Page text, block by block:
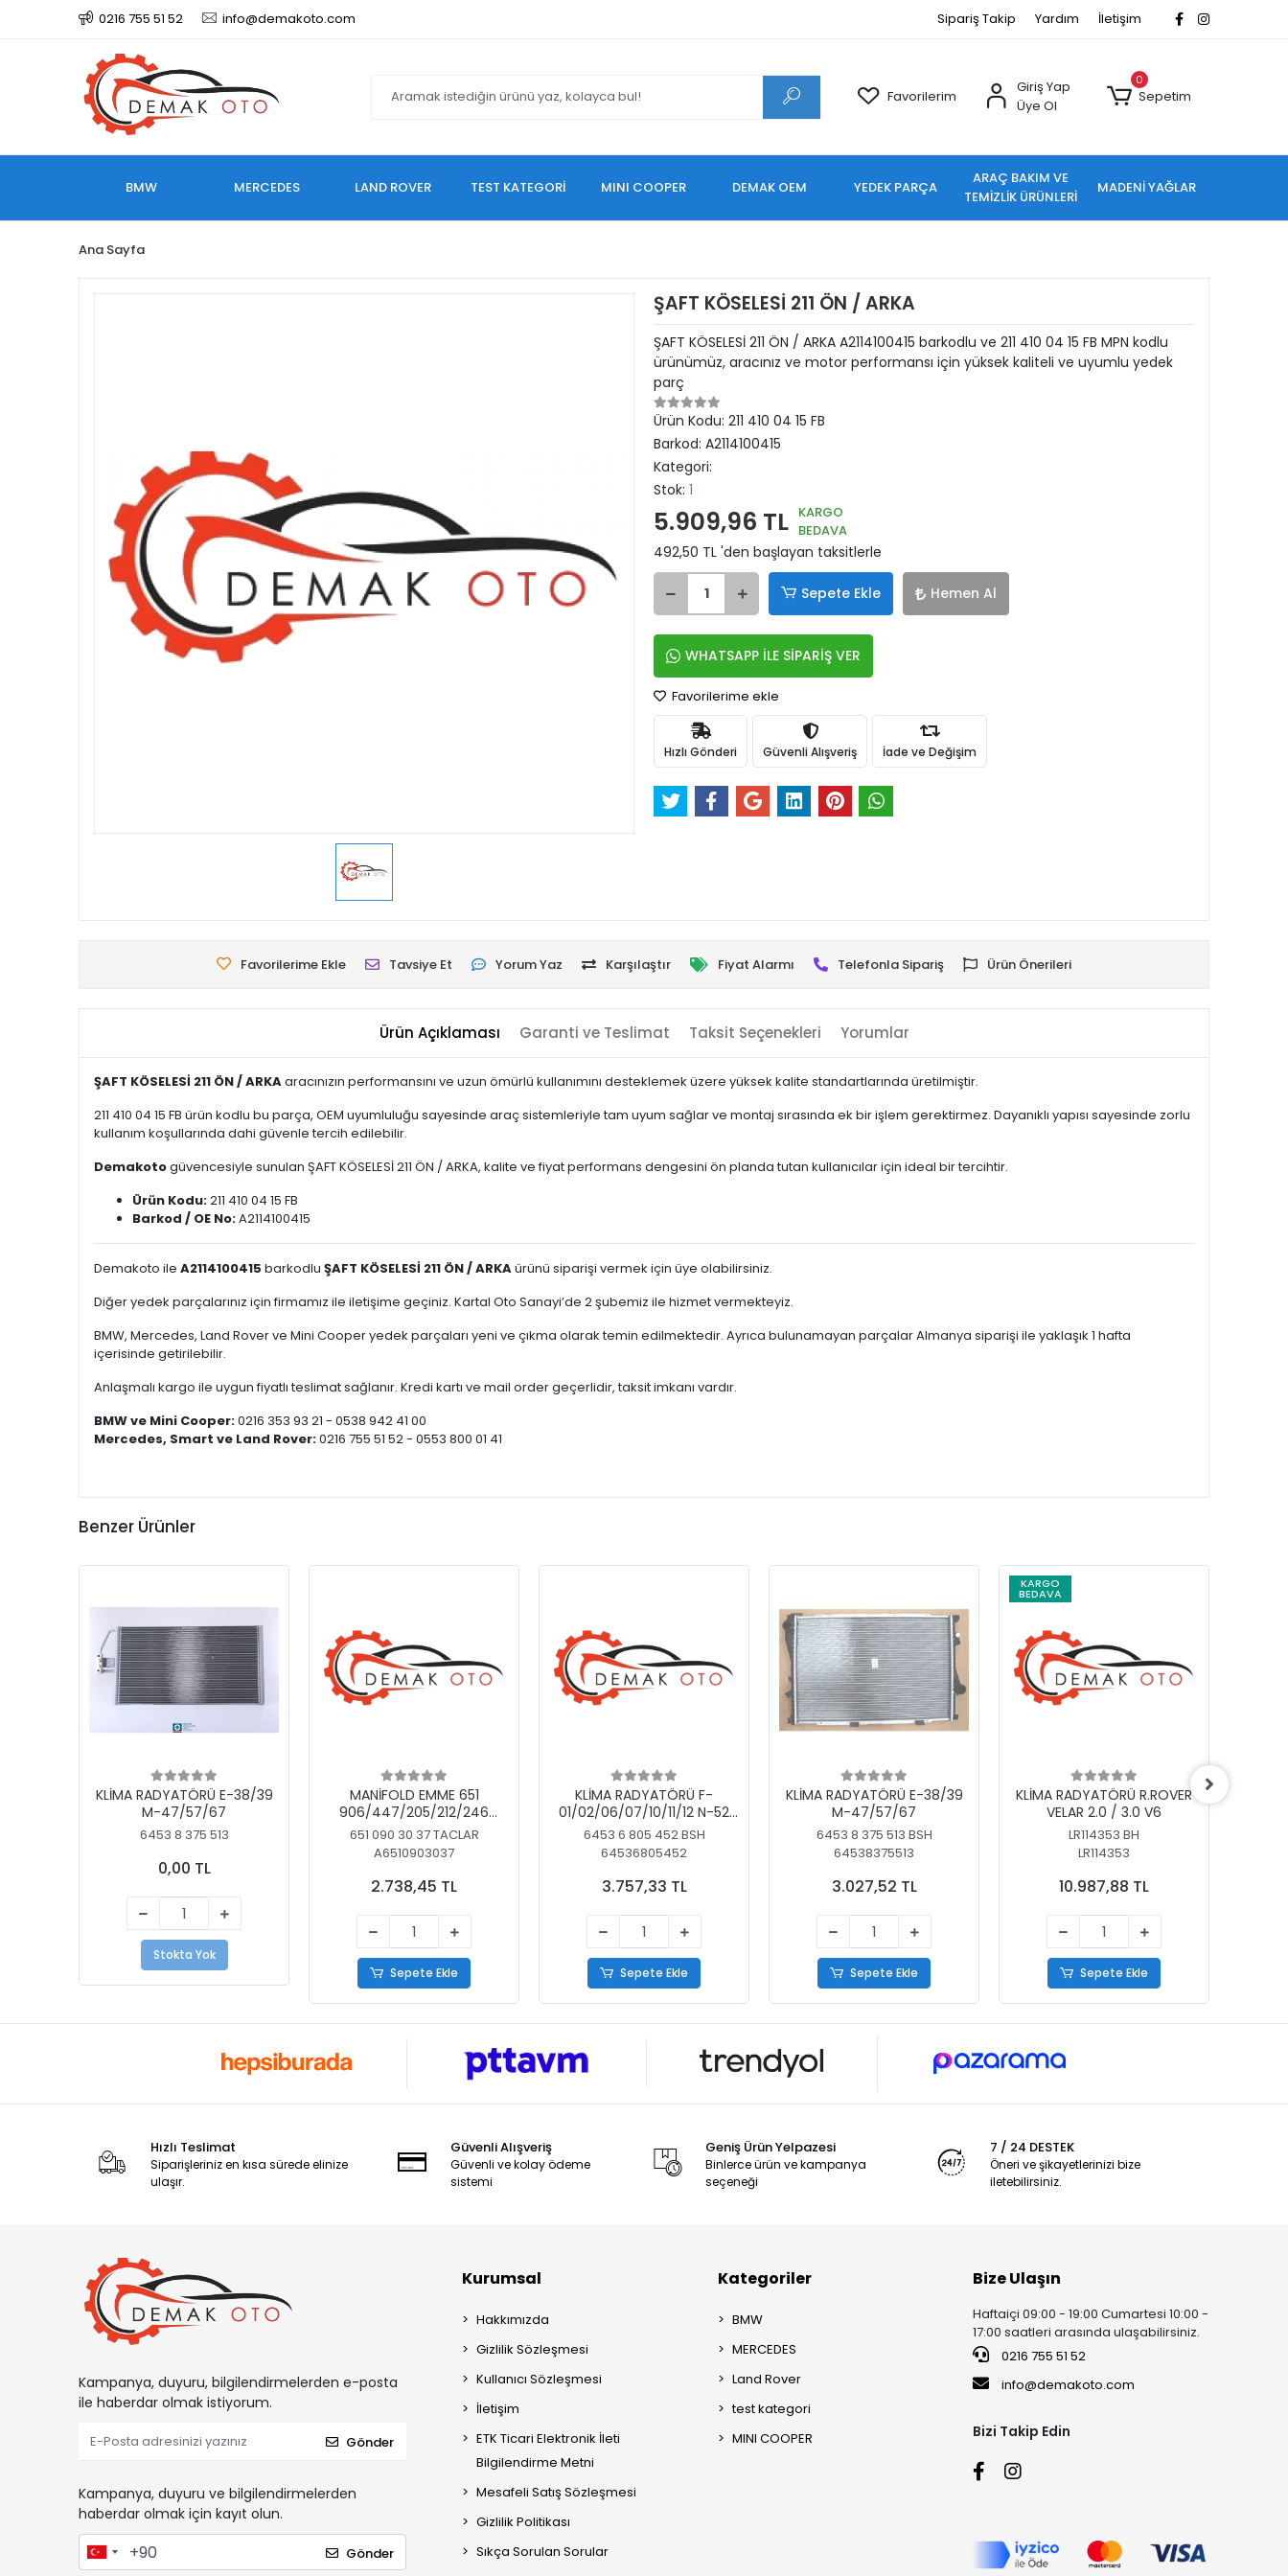
0216 755 51 52 info@demakoto.com Sipariş Takip Yardım İletişim
Favorilerim
Giriş Yap
Üye Ol
0
Sepetim
BMW MERCEDES LAND ROVER TEST KATEGORİ MINI COOPER DEMAK OEM YEDEK PARÇA
ARAÇ BAKIM VE
TEMİZLİK ÜRÜNLERİ
MADENİ YAĞLAR
Ana Sayfa
ŞAFT KÖSELESİ 211 ÖN / ARKA
ŞAFT KÖSELESİ 211 ÖN / ARKA A2114100415 barkodlu ve 211 410 04 15 FB MPN kodlu
ürünümüz, aracınız ve motor performansı için yüksek kaliteli ve uyumlu yedek
parç
Ürün Kodu: 211 410 04 15 FB
Barkod: A2114100415
Kategori:
Stok: 1
5.909,96 TL KARGO
BEDAVA
492,50 TL 'den başlayan taksitlerle
Sepete Ekle Hemen Al
WHATSAPP İLE SİPARİŞ VER
Favorilerime ekle
Hızlı Gönderi Güvenli Alışveriş İade ve Değişim
Favorilerime Ekle Tavsiye Et Yorum Yaz Karşılaştır Fiyat Alarmı Telefonla Sipariş Ürün Önerileri
Ürün Açıklaması Garanti ve Teslimat Taksit Seçenekleri Yorumlar
ŞAFT KÖSELESİ 211 ÖN / ARKAaracınızın performansını ve uzun ömürlü kullanımını desteklemek üzere yüksek kalite standartlarında üretilmiştir.
211 410 04 15 FB ürün kodlu bu parça, OEM uyumluluğu sayesinde araç sistemleriyle tam uyum sağlar ve montaj sırasında ek bir işlem gerektirmez. Dayanıklı yapısı sayesinde zorlu
kullanım koşullarında dahi güvenle tercih edilebilir.
Demakotogüvencesiyle sunulan ŞAFT KÖSELESİ 211 ÖN / ARKA, kalite ve fiyat performans dengesini ön planda tutan kullanıcılar için ideal bir tercihtir.
Ürün Kodu:211 410 04 15 FB
Barkod / OE No:A2114100415
Demakoto ile A2114100415 barkodlu ŞAFT KÖSELESİ 211 ÖN / ARKAürünü siparişi vermek için üye olabilirsiniz.
Diğer yedek parçalarınız için firmamız ile iletişime geçiniz. Kartal Oto Sanayi’de 2 şubemiz ile hizmet vermekteyiz.
BMW, Mercedes, Land Rover ve Mini Cooper yedek parçaları yeni ve çıkma olarak temin edilmektedir. Ayrıca bulunamayan parçalar Almanya siparişi ile yaklaşık 1 hafta
içerisinde getirilebilir.
Anlaşmalı kargo ile uygun fiyatlı teslimat sağlanır. Kredi kartı ve mail order geçerlidir, taksit imkanı vardır.
BMW ve Mini Cooper:0216 353 93 21 - 0538 942 41 00
Mercedes, Smart ve Land Rover:0216 755 51 52 - 0553 800 01 41
Benzer Ürünler
KLİMA RADYATÖRÜ E-38/39
M-47/57/67
6453 8 375 513
0,00 TL
Stokta Yok
MANİFOLD EMME 651
906/447/205/212/246
KELEBEKSİZ
651 090 30 37 TACLAR
A6510903037
2.738,45 TL
Sepete Ekle
KLİMA RADYATÖRÜ F-
01/02/06/07/10/11/12 N-52
N/N-53/57/63
6453 6 805 452 BSH
64536805452
3.757,33 TL
Sepete Ekle
KLİMA RADYATÖRÜ E-38/39
M-47/57/67
6453 8 375 513 BSH
64538375513
3.027,52 TL
Sepete Ekle
KARGO
BEDAVA
KLİMA RADYATÖRÜ R.ROVER
VELAR 2.0 / 3.0 V6
LR114353 BH
LR114353
10.987,88 TL
Sepete Ekle
Hızlı Teslimat
Siparişleriniz en kısa sürede elinize
ulaşır.
Güvenli Alışveriş
Güvenli ve kolay ödeme
sistemi
Geniş Ürün Yelpazesi
Binlerce ürün ve kampanya
seçeneği
7 / 24 DESTEK
Öneri ve şikayetlerinizi bize
iletebilirsiniz.
Kampanya, duyuru, bilgilendirmelerden e-posta
ile haberdar olmak istiyorum.
Gönder
Kampanya, duyuru ve bilgilendirmelerden
haberdar olmak için kayıt olun.
Gönder
Kurumsal
Hakkımızda
Gizlilik Sözleşmesi
Kullanıcı Sözleşmesi
İletişim
ETK Ticari Elektronik İleti
Bilgilendirme Metni
Mesafeli Satış Sözleşmesi
Gizlilik Politikası
Sıkça Sorulan Sorular
Kategoriler
BMW
MERCEDES
Land Rover
test kategori
MINI COOPER
Bize Ulaşın
Haftaiçi 09:00 - 19:00 Cumartesi 10:00 -
17:00 saatleri arasında ulaşabilirsiniz.
0216 755 51 52
info@demakoto.com
Bizi Takip Edin